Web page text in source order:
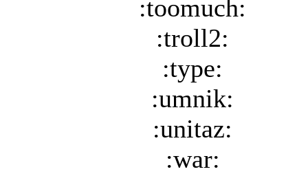
:toomuch:
:troll2:
:type:
:umnik:
:unitaz:
:war: